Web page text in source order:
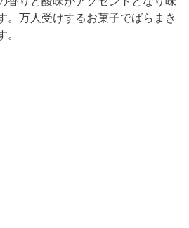
。万人受けするお菓子でばらまき